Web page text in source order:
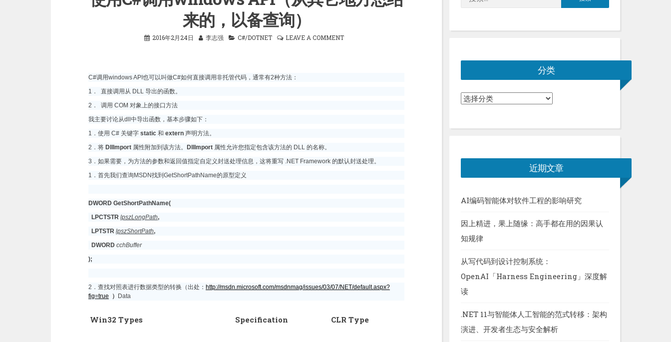
来的，以备查询）
2016年2月24日 李志强 C#/DOTNET LEAVE A COMMENT
C#调用windows API也可以叫做C#如何直接调用非托管代码，通常有2种方法：
1． 直接调用从 DLL 导出的函数。
2． 调用 COM 对象上的接口方法
我主要讨论从dll中导出函数，基本步骤如下：
1．使用 C# 关键字 static 和 extern 声明方法。
2．将 DllImport 属性附加到该方法。 DllImport 属性允许您指定包含该方法的 DLL 的名称。
3．如果需要，为方法的参数和返回值指定自定义封送处理信息，这将重写 .NET Framework 的默认封送处理。
1．首先我们查询MSDN找到GetShortPathName的原型定义
DWORD GetShortPathName(
LPCTSTR lpszLongPath,
LPTSTR lpszShortPath,
DWORD cchBuffer
);
2．查找对照表进行数据类型的转换（出处： http://msdn.microsoft.com/msdnmag/issues/03/07/NET/default.aspx?
fig=true
） Data
Win32 Types Specification CLR Type
索：
分类
分
近期文章
AI编码智能体对软件工程的影响研究
因上精进，果上随缘：高手都在用的因果认
知规律
从写代码到设计控制系统：
OpenAI「Harness Engineering」深度解
读
.NET 11与智能体人工智能的范式转移：架构
演进、开发者生态与安全解析